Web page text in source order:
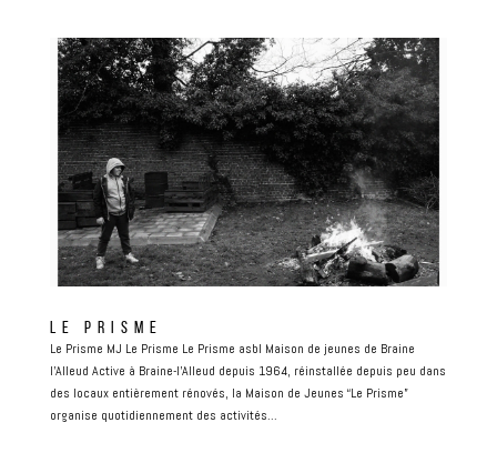
LE PRISME
Le Prisme MJ Le Prisme Le Prisme asbl Maison de jeunes de Braine
l’Alleud Active à Braine-l’Alleud depuis 1964, réinstallée depuis peu dans
des locaux entièrement rénovés, la Maison de Jeunes “Le Prisme”
organise quotidiennement des activités...